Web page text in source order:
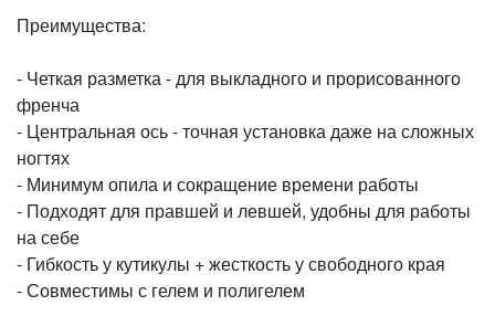
Преимущества:
- Четкая разметка - для выкладного и прорисованного
френча
- Центральная ось - точная установка даже на сложных
ногтях
- Минимум опила и сокращение времени работы
- Подходят для правшей и левшей, удобны для работы
на себе
- Гибкость у кутикулы + жесткость у свободного края
- Совместимы с гелем и полигелем